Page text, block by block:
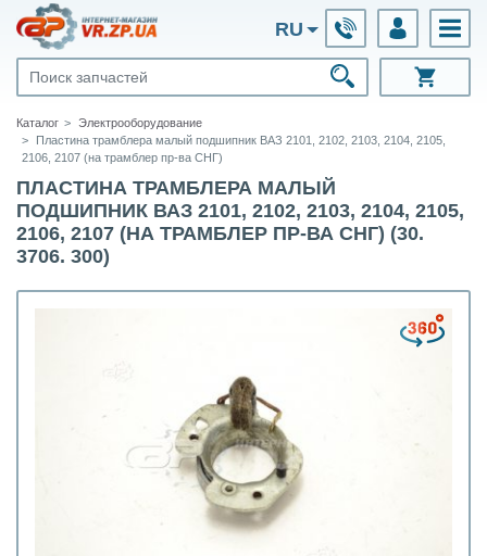
RU
Каталог
Электрооборудование
Пластина трамблера малый подшипник ВАЗ 2101, 2102, 2103, 2104, 2105,
2106, 2107 (на трамблер пр-ва СНГ)
ПЛАСТИНА ТРАМБЛЕРА МАЛЫЙ
ПОДШИПНИК ВАЗ 2101, 2102, 2103, 2104, 2105,
2106, 2107 (НА ТРАМБЛЕР ПР-ВА СНГ) (30.
3706. 300)